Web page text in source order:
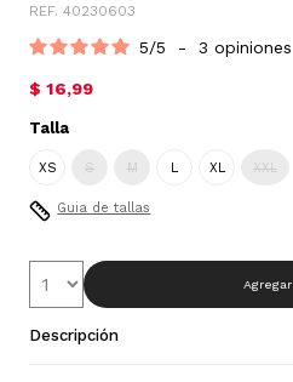
REF. 40230603
5/5 - 3 opiniones
$ 16,99
Talla
XS S M L XL XXL
Guia de tallas
Agregar
Descripción